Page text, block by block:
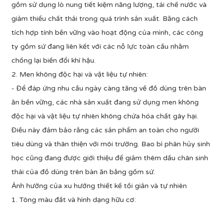
gồm sử dụng lò nung tiết kiệm năng lượng, tái chế nước và
giảm thiểu chất thải trong quá trình sản xuất. Bằng cách
tích hợp tính bền vững vào hoạt động của mình, các công
ty gốm sứ đang liên kết với các nỗ lực toàn cầu nhằm
chống lại biến đổi khí hậu.
2. Men không độc hại và vật liệu tự nhiên:
- Để đáp ứng nhu cầu ngày càng tăng về đồ dùng trên bàn
ăn bền vững, các nhà sản xuất đang sử dụng men không
độc hại và vật liệu tự nhiên không chứa hóa chất gây hại.
Điều này đảm bảo rằng các sản phẩm an toàn cho người
tiêu dùng và thân thiện với môi trường. Bao bì phân hủy sinh
học cũng đang được giới thiệu để giảm thêm dấu chân sinh
thái của đồ dùng trên bàn ăn bằng gốm sứ.
Ảnh hưởng của xu hướng thiết kế tối giản và tự nhiên
1. Tông màu đất và hình dạng hữu cơ: